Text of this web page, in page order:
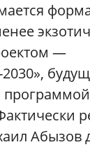
—
Абызов